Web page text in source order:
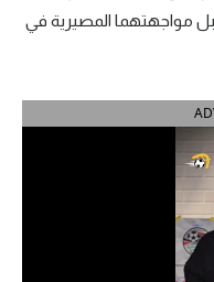
مواجهتهما المصيرية في